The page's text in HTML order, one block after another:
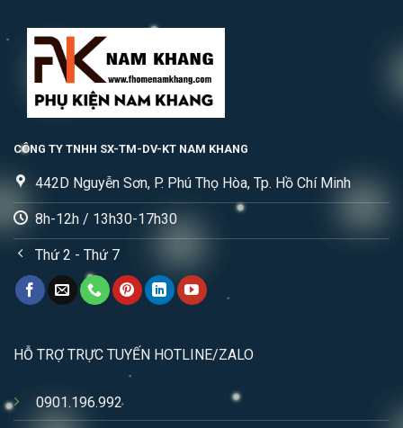
CÔNG TY TNHH SX-TM-DV-KT NAM KHANG
442D Nguyễn Sơn, P. Phú Thọ Hòa, Tp. Hồ Chí Minh
8h-12h / 13h30-17h30
Thứ 2 - Thứ 7
HỖ TRỢ TRỰC TUYẾN HOTLINE/ZALO
0901.196.992